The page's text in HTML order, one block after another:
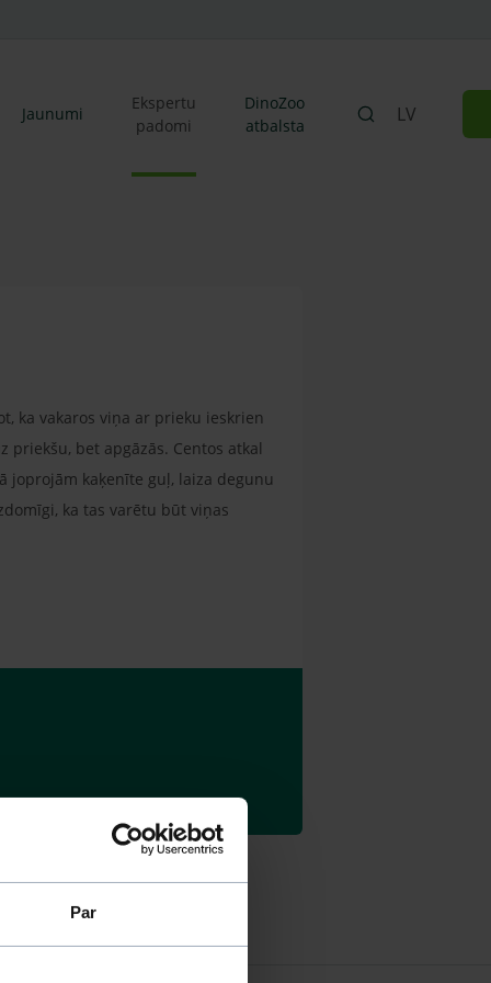
Par
Jaunumi
Ekspertu
padomi
DinoZoo
atbalsta
LV
ka vakaros viņa ar prieku ieskrien
bet apgāzās. Centos atkal
joprojām kaķenīte guļ, laiza degunu
ka tas varētu būt viņas